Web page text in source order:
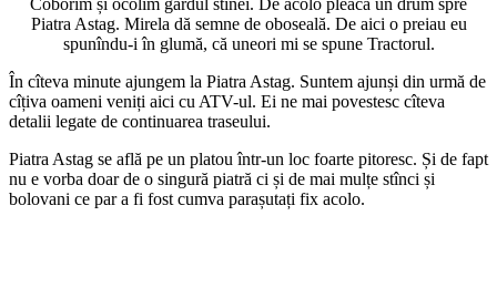
Coborîm și ocolim gardul stînei. De acolo pleacă un drum spre
Piatra Astag. Mirela dă semne de oboseală. De aici o preiau eu
spunîndu-i în glumă, că uneori mi se spune Tractorul.
În cîteva minute ajungem la Piatra Astag. Suntem ajunși din urmă de
cîțiva oameni veniți aici cu ATV-ul. Ei ne mai povestesc cîteva
detalii legate de continuarea traseului.
Piatra Astag se află pe un platou într-un loc foarte pitoresc. Și de fapt
nu e vorba doar de o singură piatră ci și de mai mulțe stînci și
bolovani ce par a fi fost cumva parașutați fix acolo.